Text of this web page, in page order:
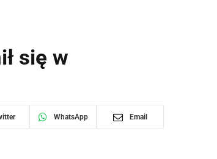
się w
WhatsApp Email